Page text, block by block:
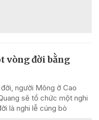
vòng đời bằng
người Mông ở Cao
sẽ tổ chức một nghi
là nghi lễ cúng bò